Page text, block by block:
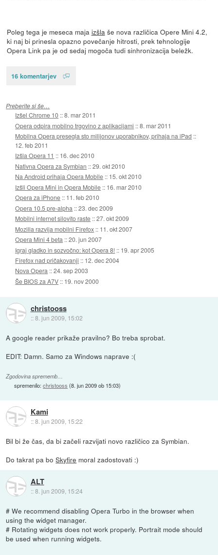
Poleg tega je meseca maja izšla še nova različica Opere Mini 4.2,
ki naj bi prinesla opazno povečanje hitrosti, prek tehnologije
Opera Link pa je od sedaj mogoča tudi sinhronizacija beležk.
16 komentarjev
Preberite si še…
Izšel Chrome 10 ::8. mar 2011
Opera odpira mobilno trgovino z aplikacijami ::8. mar 2011
Mobilna Opera presegla sto milijonov uporabnikov, prihaja na iPad ::
12. feb 2011
Izšla Opera 11 :: 16. dec 2010
Nativna Opera za Symbian ::29. okt 2010
Na Android prihaja Opera Mobile :: 15. okt 2010
Izšli Opera Mini in Opera Mobile :: 16. mar 2010
Opera za iPhone :: 11. feb 2010
Opera 10.5 pre-alpha ::23. dec 2009
Mobilni internet silovito raste ::27. okt 2009
Mozilla razvija mobilni Firefox :: 11. okt 2007
Opera Mini 4 beta ::20. jun 2007
Igraj gladko in sozvočno: kot Opera 8! :: 19. apr 2005
Firefox nad pričakovanji :: 12. dec 2004
Nova Opera ::24. sep 2003
Še BIOS za A7V :: 19. nov 2000
christooss
::8. jun 2009, 15:02
A google reader prikaže pravilno? Bo treba sprobat.
EDIT: Damn. Samo za Windows naprave :(
Zgodovina sprememb…
spremenilo:christooss (8. jun 2009 ob 15:03)
Kami
::8. jun 2009, 15:22
Bil bi že čas, da bi začeli razvijati novo različico za Symbian.
Do takrat pa boSkyfire moral zadostovati :)
ALT
::8. jun 2009, 15:24
# We recommend disabling Opera Turbo in the browser when
using the widget manager.
# Rotating widgets does not work properly. Portrait mode should
be used when running widgets.